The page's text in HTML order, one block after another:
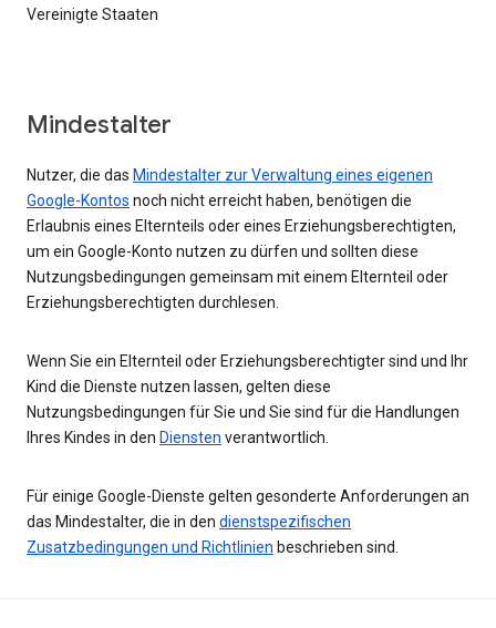
Vereinigte Staaten
Mindestalter
Nutzer, die das Mindestalter zur Verwaltung eines eigenen
Google-Kontos noch nicht erreicht haben, benötigen die
Erlaubnis eines Elternteils oder eines Erziehungsberechtigten,
um ein Google-Konto nutzen zu dürfen und sollten diese
Nutzungsbedingungen gemeinsam mit einem Elternteil oder
Erziehungsberechtigten durchlesen.
Wenn Sie ein Elternteil oder Erziehungsberechtigter sind und Ihr
Kind die Dienste nutzen lassen, gelten diese
Nutzungsbedingungen für Sie und Sie sind für die Handlungen
Ihres Kindes in den Diensten verantwortlich.
Für einige Google-Dienste gelten gesonderte Anforderungen an
das Mindestalter, die in den dienstspezifischen
Zusatzbedingungen und Richtlinien beschrieben sind.